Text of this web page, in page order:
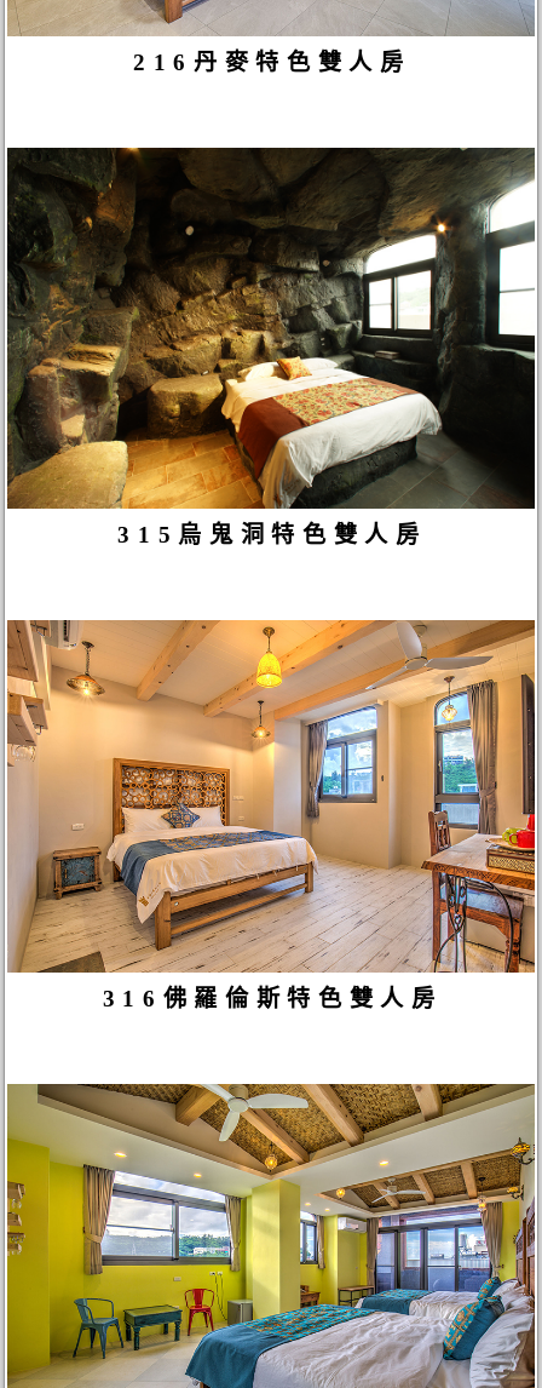
216丹麥特色雙人房
315烏鬼洞特色雙人房
316佛羅倫斯特色雙人房